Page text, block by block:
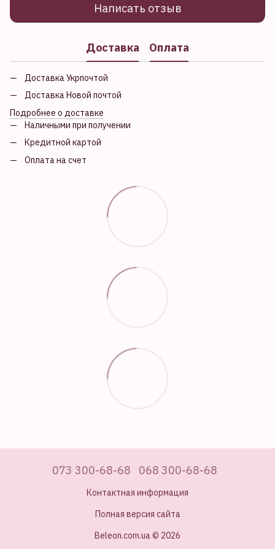
Написать отзыв
Доставка Оплата
Доставка Укрпочтой
Доставка Новой почтой
Подробнее о доставке
Наличными при получении
Кредитной картой
Оплата на счет
073 300-68-68 068 300-68-68
Контактная информация
Полная версия сайта
Beleon.com.ua © 2026